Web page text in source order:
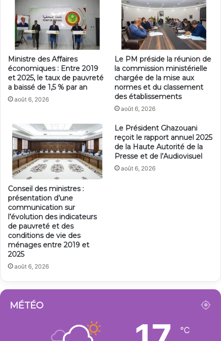
Ministre des Affaires
économiques : Entre 2019
et 2025, le taux de pauvreté
a baissé de 1,5 % par an
août 6, 2026
Le PM préside la réunion de
la commission ministérielle
chargée de la mise aux
normes et du classement
des établissements
août 6, 2026
Conseil des ministres :
présentation d’une
communication sur
l’évolution des indicateurs
de pauvreté et des
conditions de vie des
ménages entre 2019 et
2025
août 6, 2026
Le Président Ghazouani
reçoit le rapport annuel 2025
de la Haute Autorité de la
Presse et de l’Audiovisuel
août 6, 2026
MÉTÉO
℃